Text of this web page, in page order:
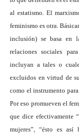
al estatismo. El
feminismo es otra.
inclusión) se basa en
relaciones sociales
incluyan a tales o
excluidos en virtud de
como el instrumento
Por eso promueven el
que dice efectivamente
mujeres”, “ésto es así